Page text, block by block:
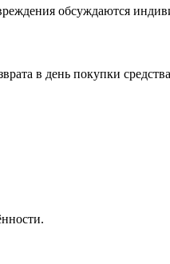
обсуждаются
в день покупки